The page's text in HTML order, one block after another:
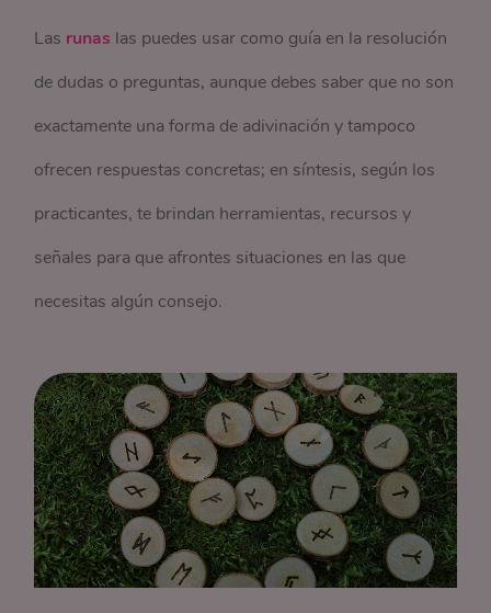
Las runas las puedes usar como guía en la resolución
de dudas o preguntas, aunque debes saber que no son
exactamente una forma de adivinación y tampoco
ofrecen respuestas concretas; en síntesis, según los
practicantes, te brindan herramientas, recursos y
señales para que afrontes situaciones en las que
necesitas algún consejo.